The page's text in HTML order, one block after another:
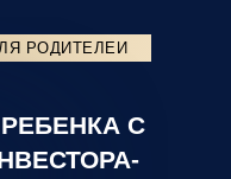
РОДИТЕЛЕЙ
С